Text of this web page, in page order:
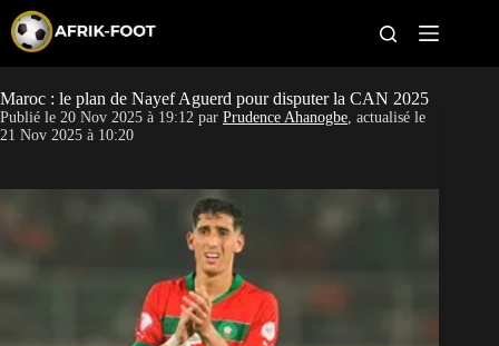
p
t
o
c
t
CAN féminine
Pays
Clubs
Classement
Maroc : le plan de Nayef Aguerd pour disputer la CAN 2025
Publié le 20 Nov 2025 à 19:12 par Prudence Ahanogbe, actualisé le
21 Nov 2025 à 10:20